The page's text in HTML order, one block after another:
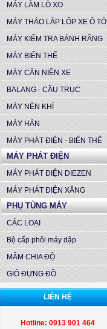
MÁY LÀM LÒ XO
MÁY THÁO LẮP LỐP XE Ô TÔ
MÁY KIỂM TRA BÁNH RĂNG
MÁY BIẾN THẾ
MÁY CÂN NIỀN XE
BALANG - CẦU TRỤC
MÁY NÉN KHÍ
MÁY HÀN
MÁY PHÁT ĐIỆN - BIẾN THẾ
MÁY PHÁT ĐIỆN
MÁY PHÁT ĐIỆN DIEZEN
MÁY PHÁT ĐIỆN XĂNG
PHỤ TÙNG MÁY
CÁC LOẠI
Bộ cấp phôi máy dập
MÂM CHIA ĐỘ
GIỎ ĐỰNG ĐỒ
LIÊN HỆ
Hotline: 0913 901 464